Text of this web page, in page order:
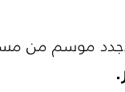
موسم من